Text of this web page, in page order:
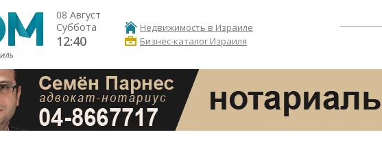
08 Август
Суббота
12:40
Недвижимость в Израиле
Бизнес-каталог Израиля